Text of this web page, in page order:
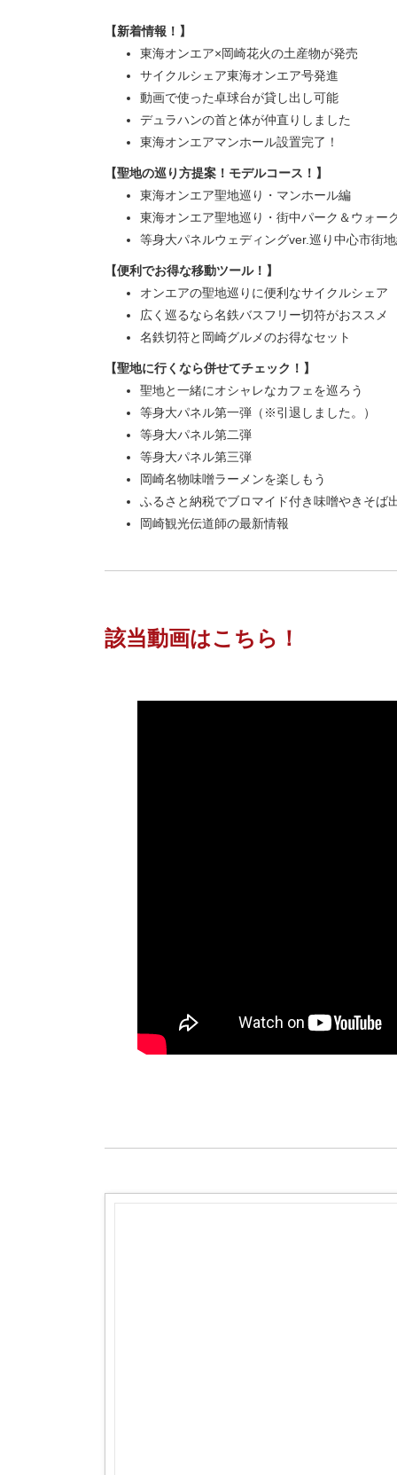
【新着情報！】
東海オンエア×岡崎花火の土産物が発売
サイクルシェア東海オンエア号発進
動画で使った卓球台が貸し出し可能
デュラハンの首と体が仲直りしました
東海オンエアマンホール設置完了！
【聖地の巡り方提案！モデルコース！】
東海オンエア聖地巡り・マンホール編
東海オンエア聖地巡り・街中パーク＆ウォー
等身大パネルウェディングver.巡り中心市街
【便利でお得な移動ツール！】
オンエアの聖地巡りに便利なサイクルシェア
広く巡るなら名鉄バスフリー切符がおススメ
名鉄切符と岡崎グルメのお得なセット
【聖地に行くなら併せてチェック！】
聖地と一緒にオシャレなカフェを巡ろう
等身大パネル第一弾（※引退しました。）
等身大パネル第二弾
等身大パネル第三弾
岡崎名物味噌ラーメンを楽しもう
ふるさと納税でブロマイド付き味噌やきそば
岡崎観光伝道師の最新情報
該当動画はこちら！